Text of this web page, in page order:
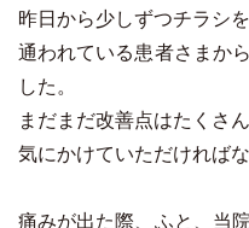
昨日から少しずつチラシ
通われている患者さまか
した。
まだまだ改善点はたくさ
気にかけていただければ
痛みが出た際、ふと、当